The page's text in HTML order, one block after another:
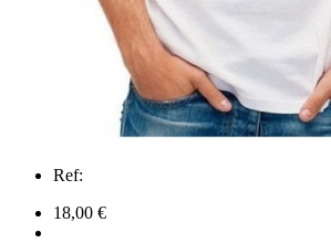
Ref:
18,00 €